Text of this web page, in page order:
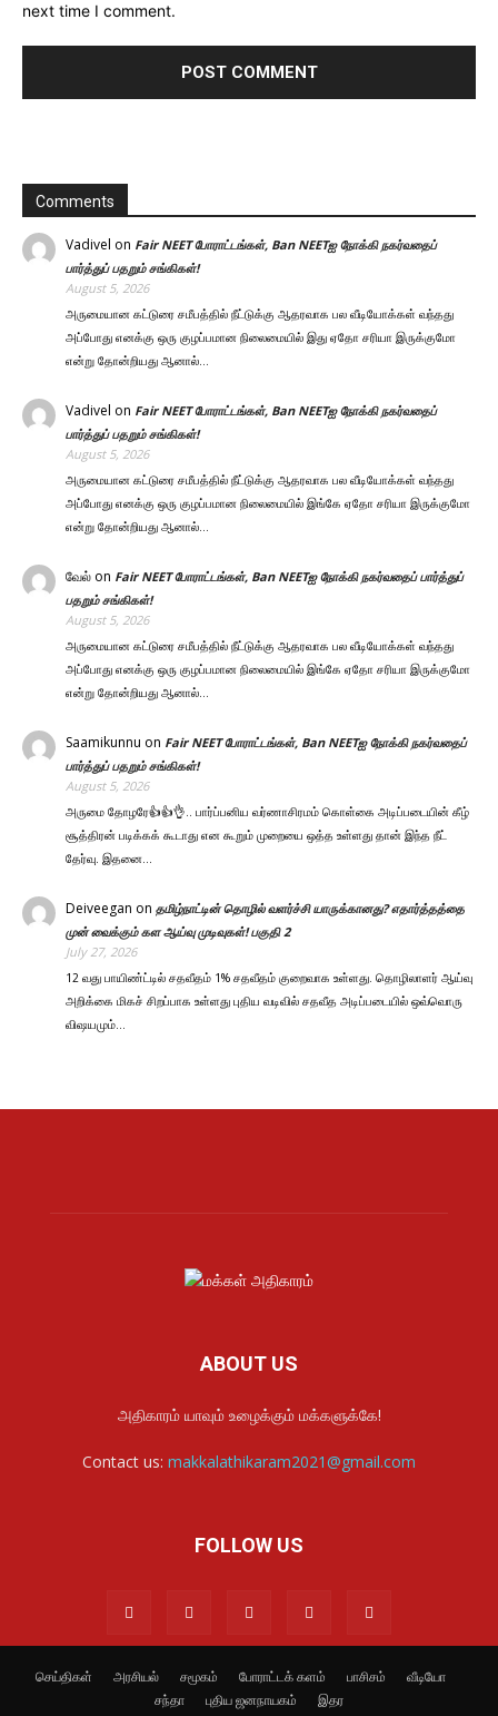
next time I comment.
Comments
Vadivel on Fair NEET போராட்டங்கள், Ban NEETஐ நோக்கி நகர்வதைப்
பார்த்துப் பதறும் சங்கிகள்!
August 5, 2026
அருமையான கட்டுரை சமீபத்தில் நீட்டுக்கு ஆதரவாக பல வீடியோக்கள் வந்தது
அப்போது எனக்கு ஒரு குழப்பமான நிலைமையில் இது ஏதோ சரியா இருக்குமோ
என்று தோன்றியது ஆனால்…
Vadivel on Fair NEET போராட்டங்கள், Ban NEETஐ நோக்கி நகர்வதைப்
பார்த்துப் பதறும் சங்கிகள்!
August 5, 2026
அருமையான கட்டுரை சமீபத்தில் நீட்டுக்கு ஆதரவாக பல வீடியோக்கள் வந்தது
அப்போது எனக்கு ஒரு குழப்பமான நிலைமையில் இங்கே ஏதோ சரியா இருக்குமோ
என்று தோன்றியது ஆனால்…
வேல் on Fair NEET போராட்டங்கள், Ban NEETஐ நோக்கி நகர்வதைப் பார்த்துப்
பதறும் சங்கிகள்!
August 5, 2026
அருமையான கட்டுரை சமீபத்தில் நீட்டுக்கு ஆதரவாக பல வீடியோக்கள் வந்தது
அப்போது எனக்கு ஒரு குழப்பமான நிலைமையில் இங்கே ஏதோ சரியா இருக்குமோ
என்று தோன்றியது ஆனால்…
Saamikunnu on Fair NEET போராட்டங்கள், Ban NEETஐ நோக்கி நகர்வதைப்
பார்த்துப் பதறும் சங்கிகள்!
August 5, 2026
அருமை தோழரே👍👍👌.. பார்ப்பனிய வர்ணாசிரமம் கொள்கை அடிப்படையின் கீழ்
சூத்திரன் படிக்கக் கூடாது என கூறும் முறையை ஒத்த உள்ளது தான் இந்த நீட்
தேர்வு. இதனை…
Deiveegan on தமிழ்நாட்டின் தொழில் வளர்ச்சி யாருக்கானது? எதார்த்தத்தை
முன் வைக்கும் கள ஆய்வு முடிவுகள்! பகுதி 2
July 27, 2026
12 வது பாயிண்ட்டில் சதவீதம் 1% சதவீதம் குறைவாக உள்ளது. தொழிலாளர் ஆய்வு
அறிக்கை மிகச் சிறப்பாக உள்ளது புதிய வடிவில் சதவீத அடிப்படையில் ஒவ்வொரு
விஷயமும்…
ABOUT US
அதிகாரம் யாவும் உழைக்கும் மக்களுக்கே!
Contact us: makkalathikaram2021@gmail.com
FOLLOW US
செய்திகள் அரசியல் சமூகம் போராட்டக் களம் பாசிசம்
வீடியோ
சந்தா
புதிய ஜனநாயகம் இதர